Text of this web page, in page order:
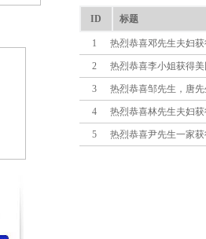
ID 标题
1 热烈恭喜邓先生夫妇
2 热烈恭喜李小姐获得
3 热烈恭喜邹先生，唐
4 热烈恭喜林先生夫妇
5 热烈恭喜尹先生一家